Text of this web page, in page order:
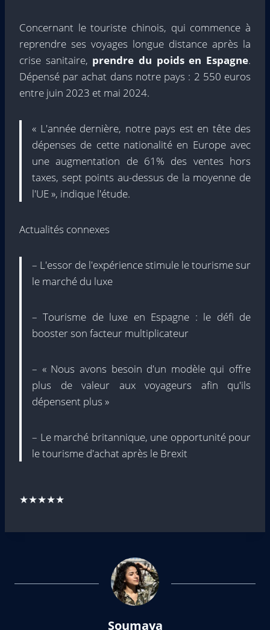
Concernant le touriste chinois, qui commence à
reprendre ses voyages longue distance après la
crise sanitaire, prendre du poids en Espagne.
Dépensé par achat dans notre pays : 2 550 euros
entre juin 2023 et mai 2024.
« L'année dernière, notre pays est en tête des
dépenses de cette nationalité en Europe avec
une augmentation de 61% des ventes hors
taxes, sept points au-dessus de la moyenne de
l'UE », indique l'étude.
Actualités connexes
– L'essor de l'expérience stimule le tourisme sur
le marché du luxe
– Tourisme de luxe en Espagne : le défi de
booster son facteur multiplicateur
– « Nous avons besoin d'un modèle qui offre
plus de valeur aux voyageurs afin qu'ils
dépensent plus »
– Le marché britannique, une opportunité pour
le tourisme d'achat après le Brexit
★★★★★
Soumaya